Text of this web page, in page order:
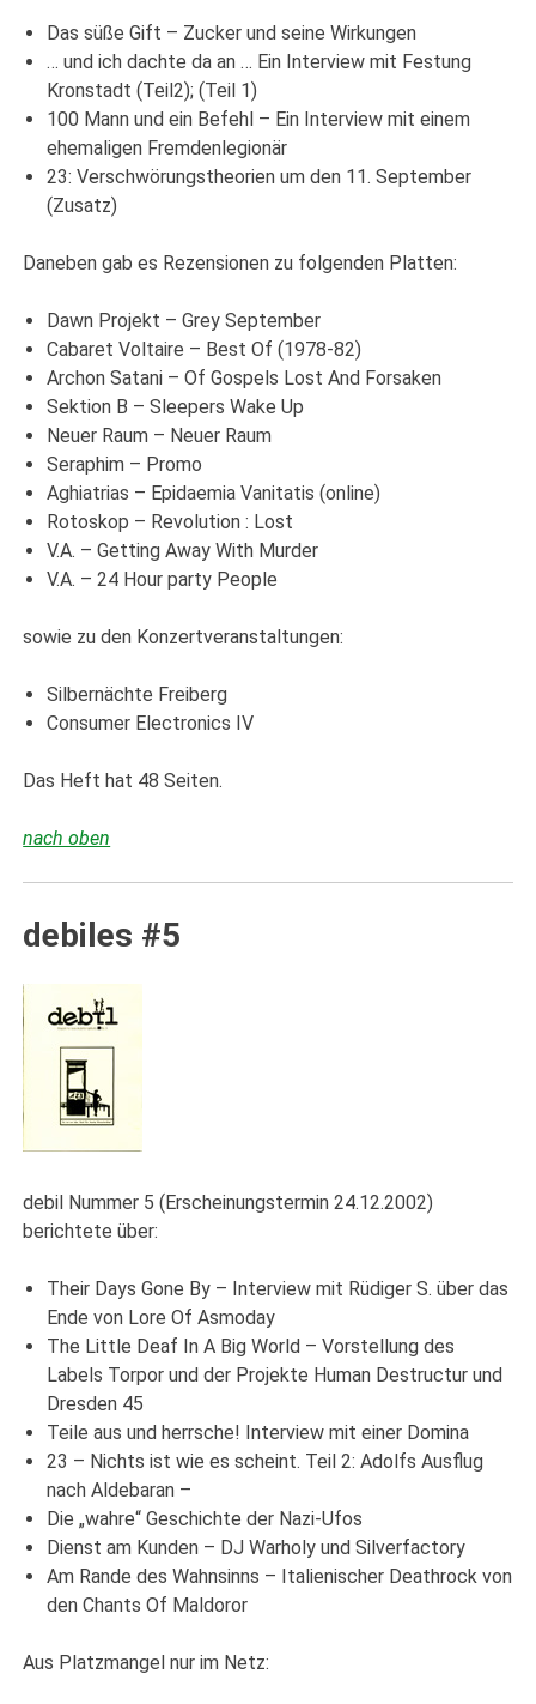
Das süße Gift – Zucker und seine Wirkungen
… und ich dachte da an … Ein Interview mit Festung
Kronstadt (Teil2); (Teil 1)
100 Mann und ein Befehl – Ein Interview mit einem
ehemaligen Fremdenlegionär
23: Verschwörungstheorien um den 11. September
(Zusatz)
Daneben gab es Rezensionen zu folgenden Platten:
Dawn Projekt – Grey September
Cabaret Voltaire – Best Of (1978-82)
Archon Satani – Of Gospels Lost And Forsaken
Sektion B – Sleepers Wake Up
Neuer Raum – Neuer Raum
Seraphim – Promo
Aghiatrias – Epidaemia Vanitatis (online)
Rotoskop – Revolution : Lost
V.A. – Getting Away With Murder
V.A. – 24 Hour party People
sowie zu den Konzertveranstaltungen:
Silbernächte Freiberg
Consumer Electronics IV
Das Heft hat 48 Seiten.
nach oben
debiles #5
debil Nummer 5 (Erscheinungstermin 24.12.2002)
berichtete über:
Their Days Gone By – Interview mit Rüdiger S. über das
Ende von Lore Of Asmoday
The Little Deaf In A Big World – Vorstellung des
Labels Torpor und der Projekte Human Destructur und
Dresden 45
Teile aus und herrsche! Interview mit einer Domina
23 – Nichts ist wie es scheint. Teil 2: Adolfs Ausflug
nach Aldebaran –
Die „wahre“ Geschichte der Nazi-Ufos
Dienst am Kunden – DJ Warholy und Silverfactory
Am Rande des Wahnsinns – Italienischer Deathrock von
den Chants Of Maldoror
Aus Platzmangel nur im Netz: